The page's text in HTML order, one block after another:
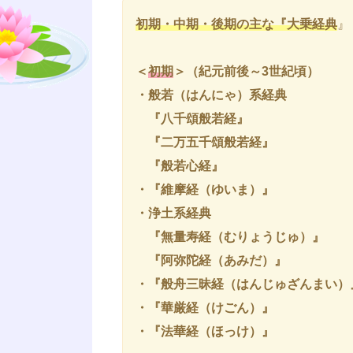
初期・中期・後期の主な『大乗経典』
＜初期 ＞（紀元前後～3世紀頃）
・般若（はんにゃ）系経典
『八千頌般若経』
『二万五千頌般若経』
『般若心経』
・『維摩経 （ゆいま） 』
・浄土系経典
『無量寿経 （むりょうじゅ） 』
『阿弥陀経 （あみだ） 』
・『般舟三昧経 （はんじゅざんまい）
・『華厳経 （けごん） 』
・
『法華経 （ほっけ） 』